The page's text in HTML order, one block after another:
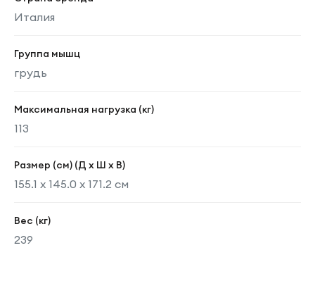
Италия
Группа мышц
грудь
Максимальная нагрузка (кг)
113
Размер (см) (Д х Ш х В)
155.1 x 145.0 x 171.2 см
Вес (кг)
239